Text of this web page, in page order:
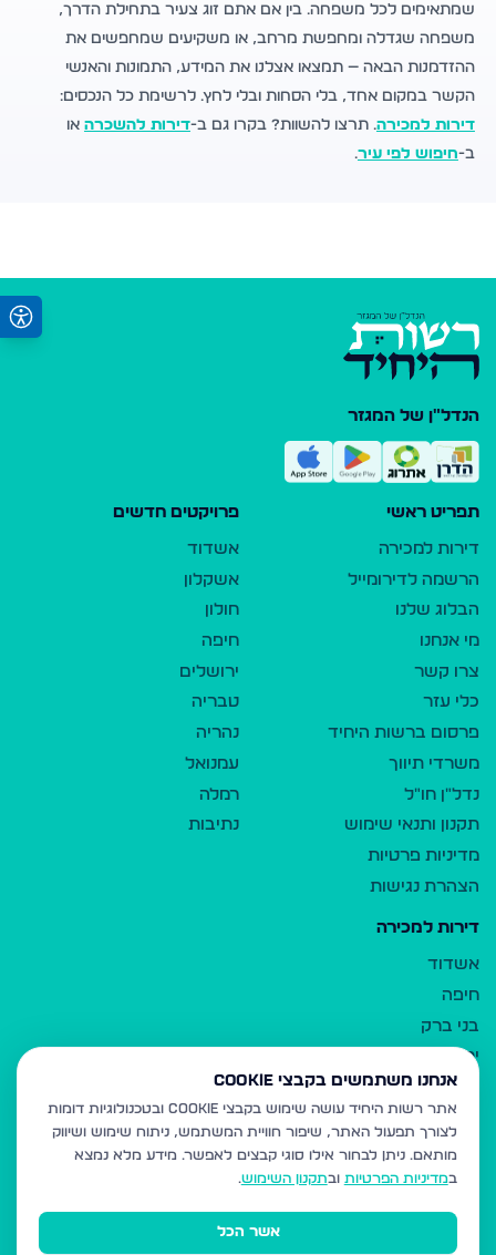
שמתאימים לכל משפחה. בין אם אתם זוג צעיר בתחילת הדרך,
משפחה שגדלה ומחפשת מרחב, או משקיעים שמחפשים את
ההזדמנות הבאה — תמצאו אצלנו את המידע, התמונות והאנשי
הקשר במקום אחד, בלי הסחות ובלי לחץ. לרשימת כל הנכסים:
דירות למכירה. תרצו להשוות? בקרו גם ב-דירות להשכרה או
ב-חיפוש לפי עיר.
הנדל"ן של המגזר
תפריט ראשי
דירות למכירה
הרשמה לדירומייל
הבלוג שלנו
מי אנחנו
צרו קשר
כלי עזר
פרסום ברשות היחיד
משרדי תיווך
נדל"ן חו"ל
תקנון ותנאי שימוש
מדיניות פרטיות
הצהרת נגישות
פרויקטים חדשים
אשדוד
אשקלון
חולון
חיפה
ירושלים
טבריה
נהריה
עמנואל
רמלה
נתיבות
דירות למכירה
אשדוד
חיפה
בני ברק
ירושלים
אלעד
גבעת זאב
בית שמש
רכסים
מודיעין עילית
אנחנו משתמשים בקבצי Cookie
אתר רשות היחיד עושה שימוש בקבצי Cookie ובטכנולוגיות דומות
לצורך תפעול האתר, שיפור חוויית המשתמש, ניתוח שימוש ושיווק
מותאם. ניתן לבחור אילו סוגי קבצים לאפשר. מידע מלא נמצא
במדיניות הפרטיות ובתקנון השימוש.
אשר הכל